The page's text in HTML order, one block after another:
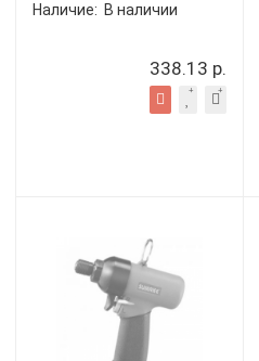
Наличие: В наличии
338.13 р.